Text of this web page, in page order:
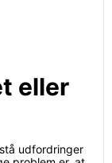
eller
udfordringer